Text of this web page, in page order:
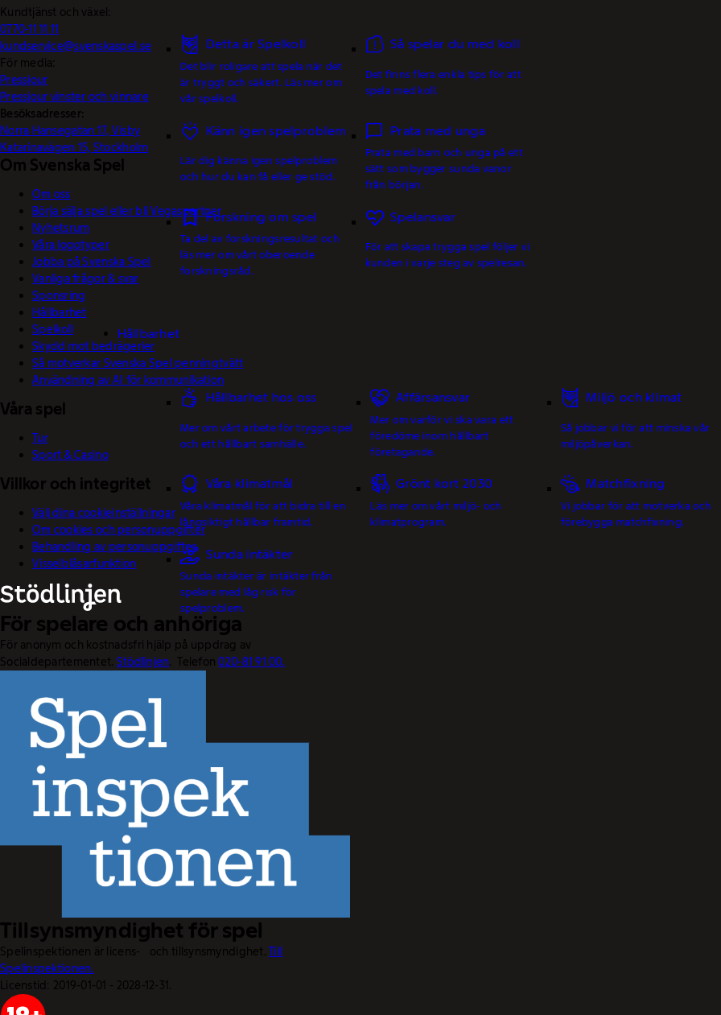
Detta är Spelkoll
Det blir roligare att spela när det
är tryggt och säkert. Läs mer om
vår spelkoll.
Så spelar du med koll
Det finns flera enkla tips för att
spela med koll.
Känn igen spelproblem
Lär dig känna igen spelproblem
och hur du kan få eller ge stöd.
Prata med unga
Prata med barn och unga på ett
sätt som bygger sunda vanor
från början.
Forskning om spel
Ta del av forskningsresultat och
läs mer om vårt oberoende
forskningsråd.
Spelansvar
För att skapa trygga spel följer vi
kunden i varje steg av spelresan.
Hållbarhet
Hållbarhet hos oss
Mer om vårt arbete för trygga spel
och ett hållbart samhälle.
Affärsansvar
Mer om varför vi ska vara ett
föredöme inom hållbart
företagande.
Miljö och klimat
Så jobbar vi för att minska vår
miljöpåverkan.
Våra klimatmål
Våra klimatmål för att bidra till en
långsiktigt hållbar framtid.
Grönt kort 2030
Läs mer om vårt miljö- och
klimatprogram.
Matchfixning
Vi jobbar för att motverka och
förebygga matchfixning.
Sunda intäkter
Sunda intäkter är intäkter från
spelare med låg risk för
spelproblem.
Kundtjänst och växel:
0770-11 11 11
kundservice@svenskaspel.se
För media:
Pressjour
Pressjour vinster och vinnare
Besöksadresser:
Norra Hansegatan 17, Visby
Katarinavägen 15, Stockholm
Om Svenska Spel
Om oss
Börja sälja spel eller bli Vegaspartner
Nyhetsrum
Våra logotyper
Jobba på Svenska Spel
Vanliga frågor & svar
Sponsring
Hållbarhet
Spelkoll
Skydd mot bedrägerier
Så motverkar Svenska Spel penningtvätt
Användning av AI för kommunikation
Våra spel
Tur
Sport & Casino
Villkor och integritet
Välj dina cookieinställningar
Om cookies och personuppgifter
Behandling av personuppgifter
Visselblåsarfunktion
För spelare och anhöriga
För anonym och kostnadsfri hjälp på uppdrag av
Socialdepartementet. Stödlinjen. Telefon020-81 91 00.
Tillsynsmyndighet för spel
Spelinspektionen är licens- och tillsynsmyndighet.Till
Spelinspektionen.
Licenstid: 2019-01-01 - 2028-12-31.